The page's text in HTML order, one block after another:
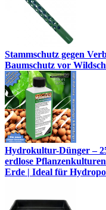
Stammschutz gegen
Baumschutz vor
Hydrokultur-Dünger –
erdlose
Erde | Ideal für